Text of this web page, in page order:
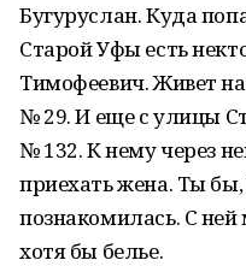
Бугуруслан. Куда
Старой Уфы есть
Тимофеевич. Живет
№ 29. И еще с улицы
№ 132. К нему через
приехать жена. Ты
познакомилась. С
хотя бы белье.